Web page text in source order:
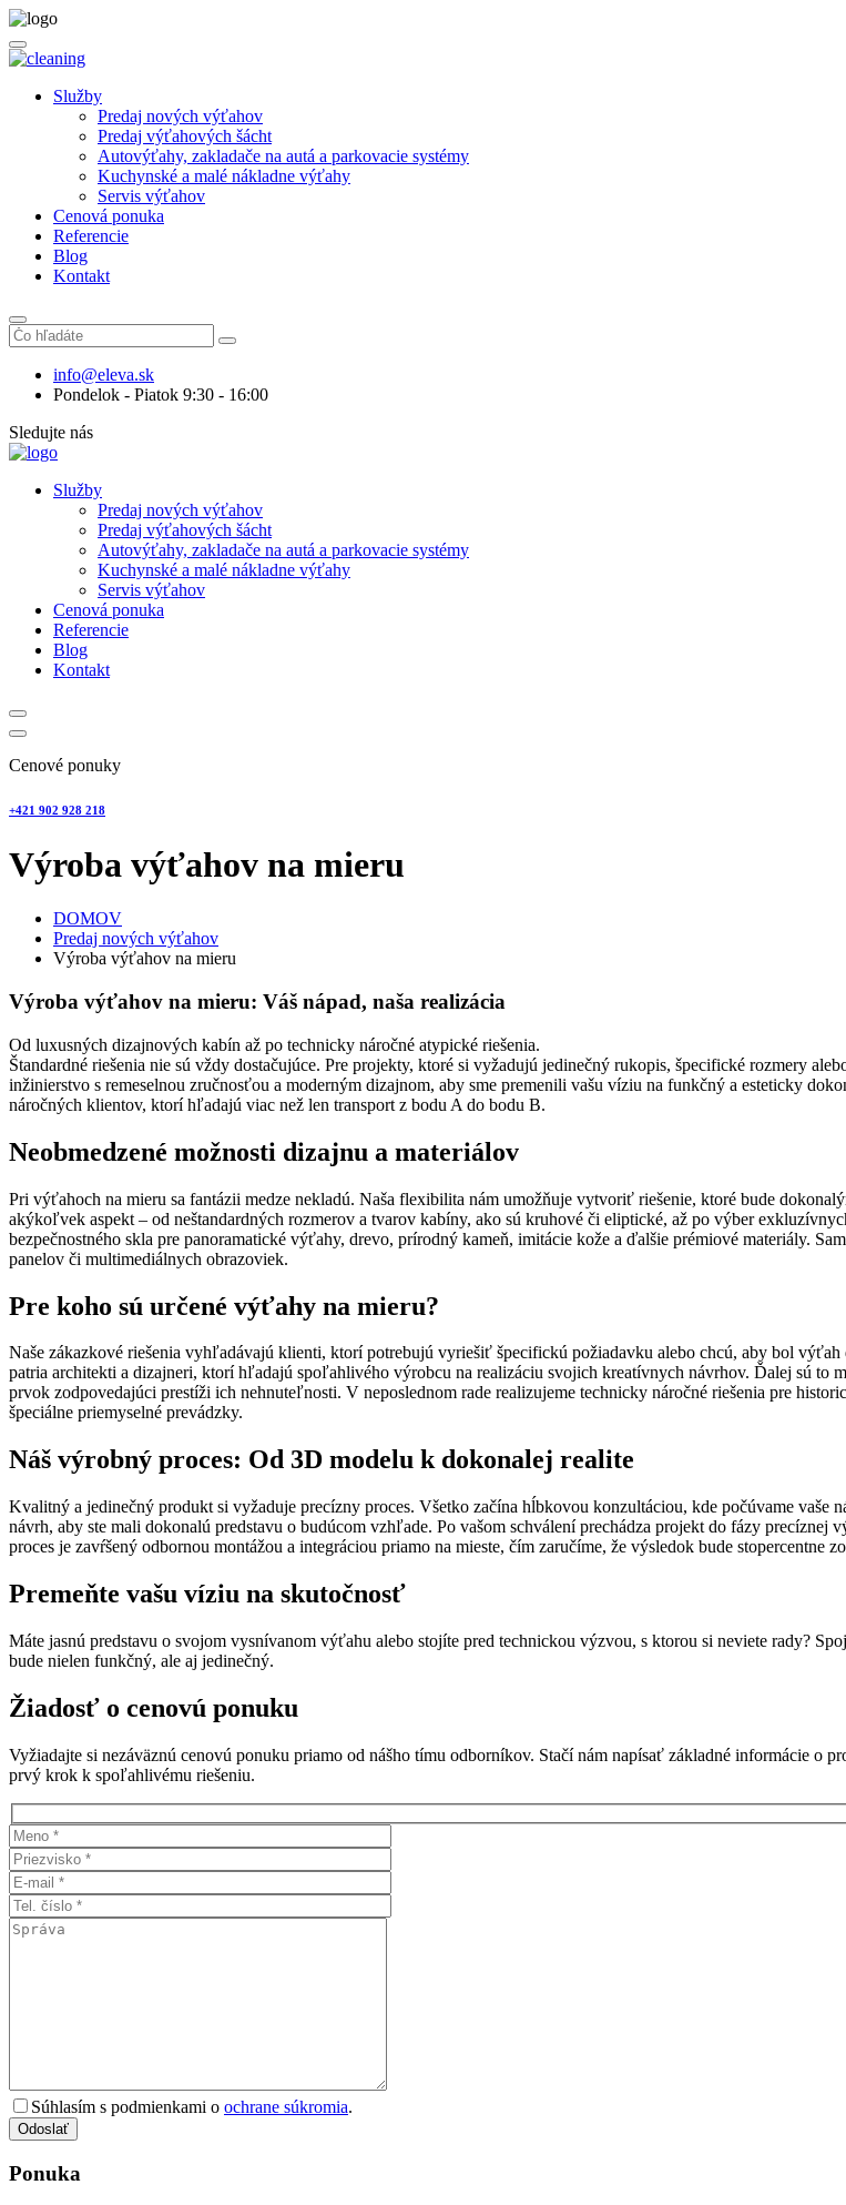
Služby
Predaj nových výťahov
Predaj výťahových šácht
Autovýťahy, zakladače na autá a parkovacie systémy
Kuchynské a malé nákladne výťahy
Servis výťahov
Cenová ponuka
Referencie
Blog
Kontakt
info@eleva.sk
Pondelok - Piatok 9:30 - 16:00
Sledujte nás
Služby
Predaj nových výťahov
Predaj výťahových šácht
Autovýťahy, zakladače na autá a parkovacie systémy
Kuchynské a malé nákladne výťahy
Servis výťahov
Cenová ponuka
Referencie
Blog
Kontakt
Cenové ponuky
+421 902 928 218
Výroba výťahov na mieru
DOMOV
Predaj nových výťahov
Výroba výťahov na mieru
Výroba výťahov na mieru: Váš nápad, naša realizácia
Od luxusných dizajnových kabín až po technicky náročné atypické riešenia.
Štandardné riešenia nie sú vždy dostačujúce. Pre projekty, ktoré si vyžadujú jedinečný rukopis, špecifické rozmery
inžinierstvo s remeselnou zručnosťou a moderným dizajnom, aby sme premenili vašu víziu na funkčný a esteticky
náročných klientov, ktorí hľadajú viac než len transport z bodu A do bodu B.
Neobmedzené možnosti dizajnu a materiálov
Pri výťahoch na mieru sa fantázii medze nekladú. Naša flexibilita nám umožňuje vytvoriť riešenie, ktoré bude
akýkoľvek aspekt – od neštandardných rozmerov a tvarov kabíny, ako sú kruhové či eliptické, až po výber
bezpečnostného skla pre panoramatické výťahy, drevo, prírodný kameň, imitácie kože a ďalšie prémiové materiály.
panelov či multimediálnych obrazoviek.
Pre koho sú určené výťahy na mieru?
Naše zákazkové riešenia vyhľadávajú klienti, ktorí potrebujú vyriešiť špecifickú požiadavku alebo chcú, aby bol
patria architekti a dizajneri, ktorí hľadajú spoľahlivého výrobcu na realizáciu svojich kreatívnych návrhov. Ďalej sú
prvok zodpovedajúci prestíži ich nehnuteľnosti. V neposlednom rade realizujeme technicky náročné riešenia pre
špeciálne priemyselné prevádzky.
Náš výrobný proces: Od 3D modelu k dokonalej realite
Kvalitný a jedinečný produkt si vyžaduje precízny proces. Všetko začína hĺbkovou konzultáciou, kde počúvame vaše
návrh, aby ste mali dokonalú predstavu o budúcom vzhľade. Po vašom schválení prechádza projekt do fázy
proces je zavŕšený odbornou montážou a integráciou priamo na mieste, čím zaručíme, že výsledok bude stopercentne
Premeňte vašu víziu na skutočnosť
Máte jasnú predstavu o svojom vysnívanom výťahu alebo stojíte pred technickou výzvou, s ktorou si neviete rady?
bude nielen funkčný, ale aj jedinečný.
Žiadosť o cenovú ponuku
Vyžiadajte si nezáväznú cenovú ponuku priamo od nášho tímu odborníkov. Stačí nám napísať základné informácie o
prvý krok k spoľahlivému riešeniu.
Súhlasím s podmienkami o ochrane súkromia.
Odoslať
Ponuka